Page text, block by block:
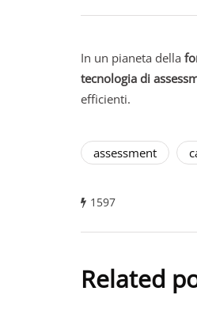
In un pianeta della
tecnologia di
efficienti.
assessment
1597
Related